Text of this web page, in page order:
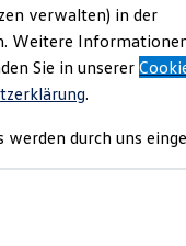
verwalten) in der
Weitere
Sie in unserer
.
werden durch uns